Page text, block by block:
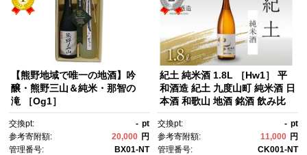
【熊野地域で唯一の地酒】吟
醸・熊野三山＆純米・那智の
滝 ［Og1］
交換pt: - pt
参考寄附額:
20,000 円
管理番号:
BX01-NT
紀土 純米酒 1.8L ［Hw1］ 平
和酒造 紀土 九度山町 純米酒 日
本酒 和歌山 地酒 銘酒 飲み比
ト 贈り物 お土産 返礼品 ふるさ
と納税 ワイン お取り寄せ
交換pt: - pt
参考寄附額:
11,000 円
管理番号:
CK001-NT